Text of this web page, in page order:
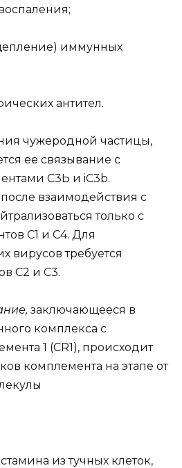
иммунных
антител.
чужеродной частицы,
ее связывание с
С3Ь и iC3b.
взаимодействия с
только с
C1 и С4. Для
вирусов требуется
С2 и С3.
заключающееся в
комплекса с
1 (CR1), происходит
комплемента на этапе от
из тучных клеток,